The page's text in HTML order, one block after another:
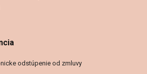
odstúpenie od zmluvy